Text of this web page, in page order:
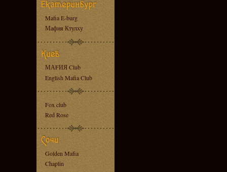
Mafia E-burg
Мафия Ктулху
МАFИЯ Club
English Mafia Club
Fox club
Red Rose
Golden Mafia
Chaplin